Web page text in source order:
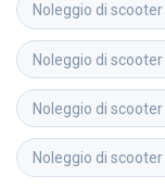
Noleggio di scooter
Noleggio di scooter
Noleggio di scooter
Noleggio di scooter